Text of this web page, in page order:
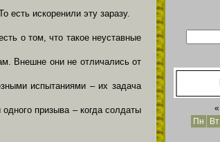
есть искоренили эту заразу.
о том, что такое неуставные
Внешне они не отличались от
испытаниями – их задача
призыва – когда солдаты
«
Пн
Вт